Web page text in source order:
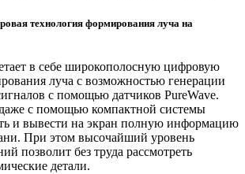
технология формирования луча на
в себе широкополосную цифровую
луча с возможностью генерации
с помощью датчиков PureWave.
с помощью компактной системы
и вывести на экран полную информацию
При этом высочайший уровень
позволит без труда рассмотреть
детали.